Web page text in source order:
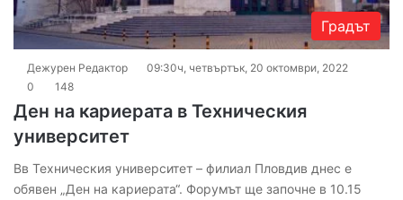
Градът
Дежурен Редактор
09:30ч, четвъртък, 20 октомври, 2022
0
148
Ден на кариерата в Техническия
университет
Вв Техническия университет – филиал Пловдив днес е
обявен „Ден на кариерата“. Форумът ще започне в 10.15